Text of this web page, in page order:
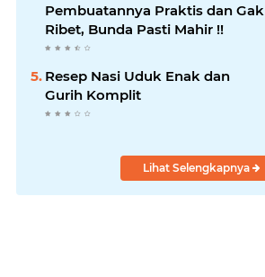
Pembuatannya Praktis dan Gak
Ribet, Bunda Pasti Mahir !!
Resep Nasi Uduk Enak dan
Gurih Komplit
Lihat Selengkapnya